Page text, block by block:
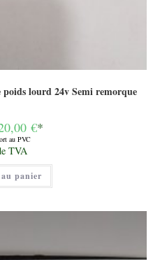
lourd 24v Semi remorque
:
€.
€*
au PVC
€.
TVA
panier